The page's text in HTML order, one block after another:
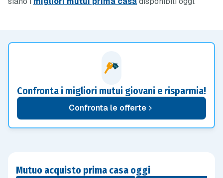
Confronta i migliori mutui giovani e risparmia!
Confronta le offerte
Mutuo acquisto prima casa oggi